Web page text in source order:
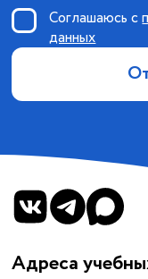
Соглашаюсь с
данных
Адреса